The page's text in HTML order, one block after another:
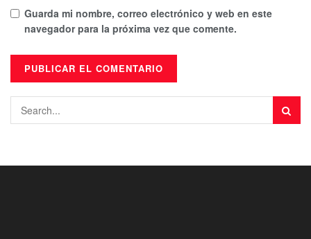
Guarda mi nombre, correo electrónico y web en este
navegador para la próxima vez que comente.